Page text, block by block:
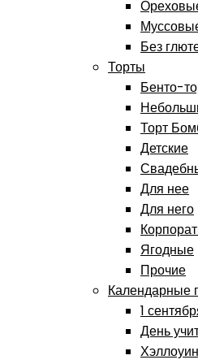
Без
Торты
Бенто-
Торт
Детские
Для нее
Для него
Ягодные
Прочие
Календарные
1
День
Хэллоуин